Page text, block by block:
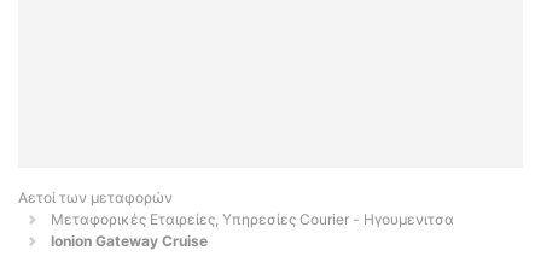
Αετοί των μεταφορών
Μεταφορικές Εταιρείες, Υπηρεσίες Courier - Ηγουμενιτσα
Ionion Gateway Cruise